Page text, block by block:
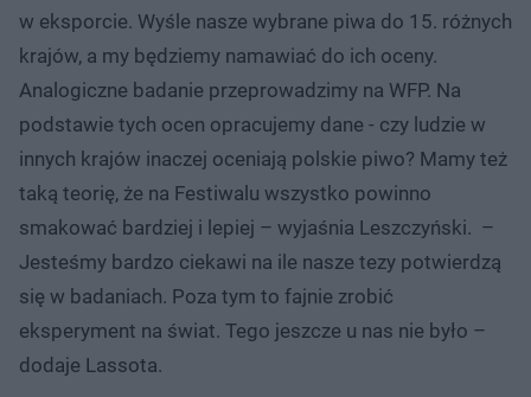
w eksporcie. Wyśle nasze wybrane piwa do 15. różnych
krajów, a my będziemy namawiać do ich oceny.
Analogiczne badanie przeprowadzimy na WFP. Na
podstawie tych ocen opracujemy dane - czy ludzie w
innych krajów inaczej oceniają polskie piwo? Mamy też
taką teorię, że na Festiwalu wszystko powinno
smakować bardziej i lepiej – wyjaśnia Leszczyński. –
Jesteśmy bardzo ciekawi na ile nasze tezy potwierdzą
się w badaniach. Poza tym to fajnie zrobić
eksperyment na świat. Tego jeszcze u nas nie było –
dodaje Lassota.